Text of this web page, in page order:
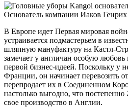
Основатель компании Иаков
В Европе идет Первая мировая
устраивается подмастерьем в
шляпную мануфактуру на Кастл-
замечает у англичан особую любовь
первой бизнес-идеей. Поскольку у
Франции, он начинает перевозить
перепродает их в Соединенном
настолько выгодно, что постепенно
свое производство в Англии.